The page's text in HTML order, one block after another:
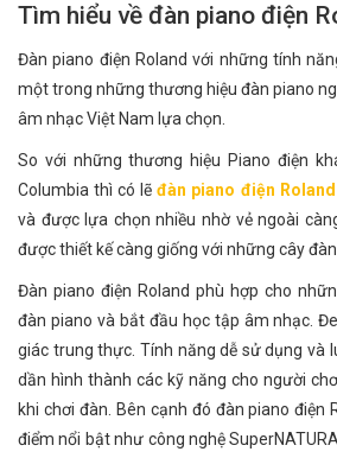
Tìm hiểu về đàn piano điện
Đàn piano điện Roland với những tính
một trong những thương hiệu đàn piano
âm nhạc Việt Nam lựa chọn.
So với những thương hiệu Piano điện
Columbia thì có lẽđàn piano điện Roland
và được lựa chọn nhiều nhờ vẻ ngoài
được thiết kế càng giống với những cây
Đàn piano điện Roland phù hợp cho
đàn piano và bắt đầu học tập âm nhạc.
giác trung thực. Tính năng dễ sử dụng và
dần hình thành các kỹ năng cho người
khi chơi đàn. Bên cạnh đó đàn piano điện
điểm nổi bật như công nghệ